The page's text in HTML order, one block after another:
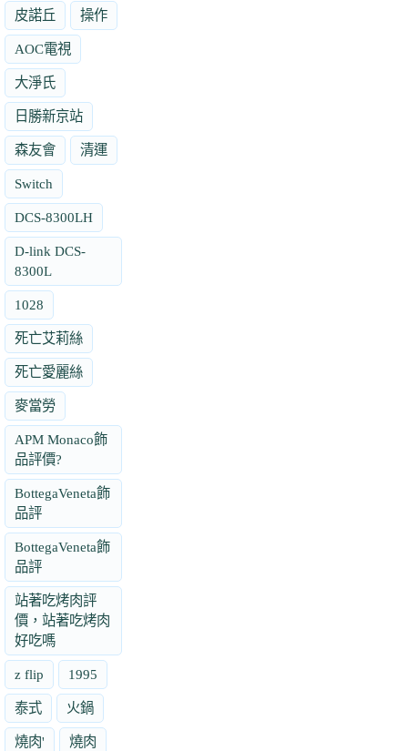
皮諾丘 操作
AOC電視
大淨氏
日勝新京站
森友會 清運
Switch
DCS-8300LH
D-link DCS-
8300L
1028
死亡艾莉絲
死亡愛麗絲
麥當勞
APM Monaco飾
品評價?
BottegaVeneta飾
品評
BottegaVeneta飾
品評
站著吃烤肉評
價，站著吃烤肉
好吃嗎
z flip 1995
泰式 火鍋
燒肉' 燒肉